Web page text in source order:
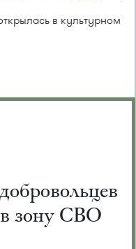
в культурном
зону СВО